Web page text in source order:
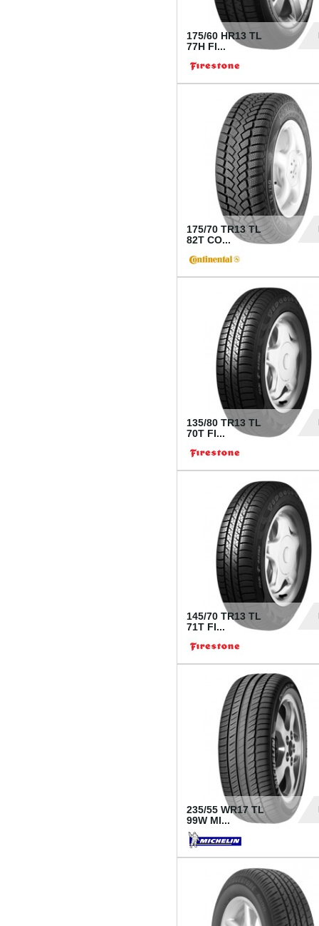
175/60 HR13 TL
77H FI...
175/70 TR13 TL
82T CO...
135/80 TR13 TL
70T FI...
145/70 TR13 TL
71T FI...
235/55 WR17 TL
99W MI...